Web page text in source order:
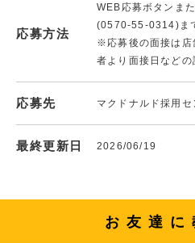
応募方法
WEB応募ボタンま
(0570-55-0314)ま
※応募後の面接は店
者より面接日などの
応募先 マクドナルド採用セ
最終更新日 2026/06/19
お友達に